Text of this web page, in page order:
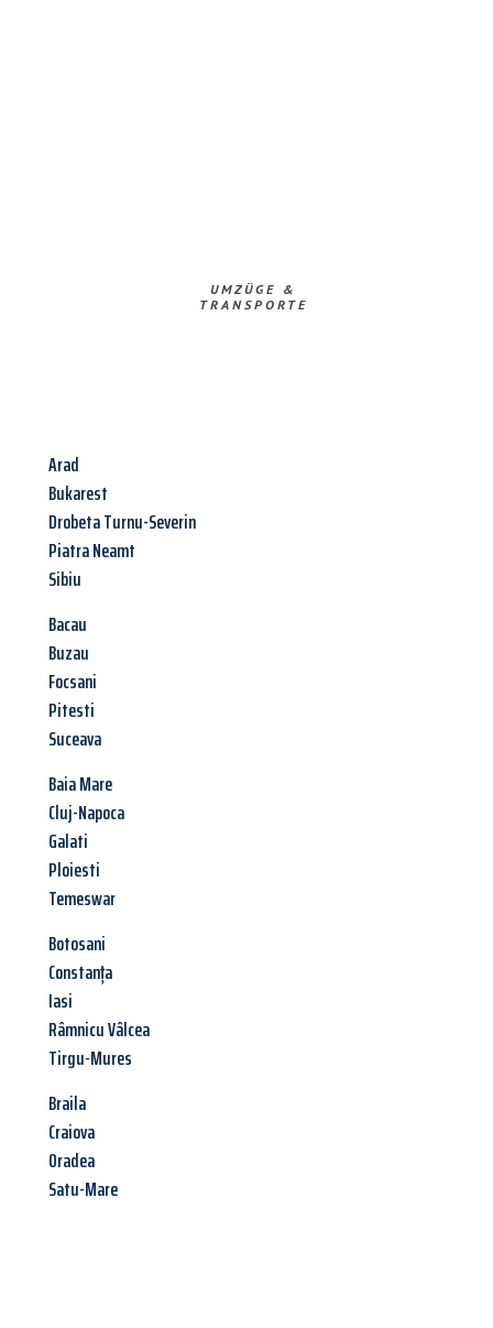
UMZÜGE &
TRANSPORTE
Arad
Bukarest
Drobeta Turnu-Severin
Piatra Neamt
Sibiu
Bacau
Buzau
Focsani
Pitesti
Suceava
Baia Mare
Cluj-Napoca
Galati
Ploiesti
Temeswar
Botosani
Constanța
Iasi
Râmnicu Vâlcea
Tirgu-Mures
Braila
Craiova
Oradea
Satu-Mare